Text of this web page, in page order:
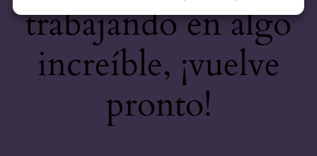
trabajando en algo
increíble, ¡vuelve
pronto!